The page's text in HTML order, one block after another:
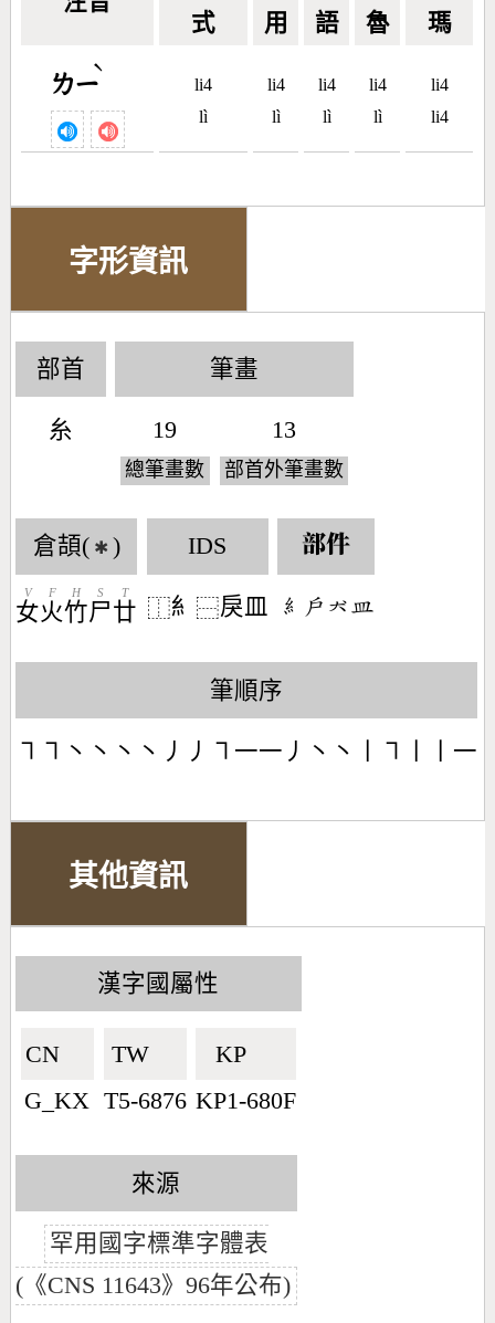
式 用 語 魯 瑪
ㄌㄧ
ˋ
li4
lì
li4
lì
li4
lì
li4
lì
li4
li4
字形資訊
部首
糸
筆畫
19
總筆畫數
13
部首外筆畫數
倉頡( ✱ )
女
V
火
F
竹
H
尸
S
廿
T
IDS
⿰糹 ⿱戾皿
部件
󶆠󶃫󶃀󶄰
筆順序
㇕㇕丶丶丶丶丿丿㇕一一丿丶丶丨㇕丨丨一
其他資訊
漢字國屬性
CN🇨🇳
G_KX
TW🇹🇼
T5-6876
KP🇰🇵
KP1-680F
來源
罕用國字標準字體表
(《CNS 11643》96年公布)